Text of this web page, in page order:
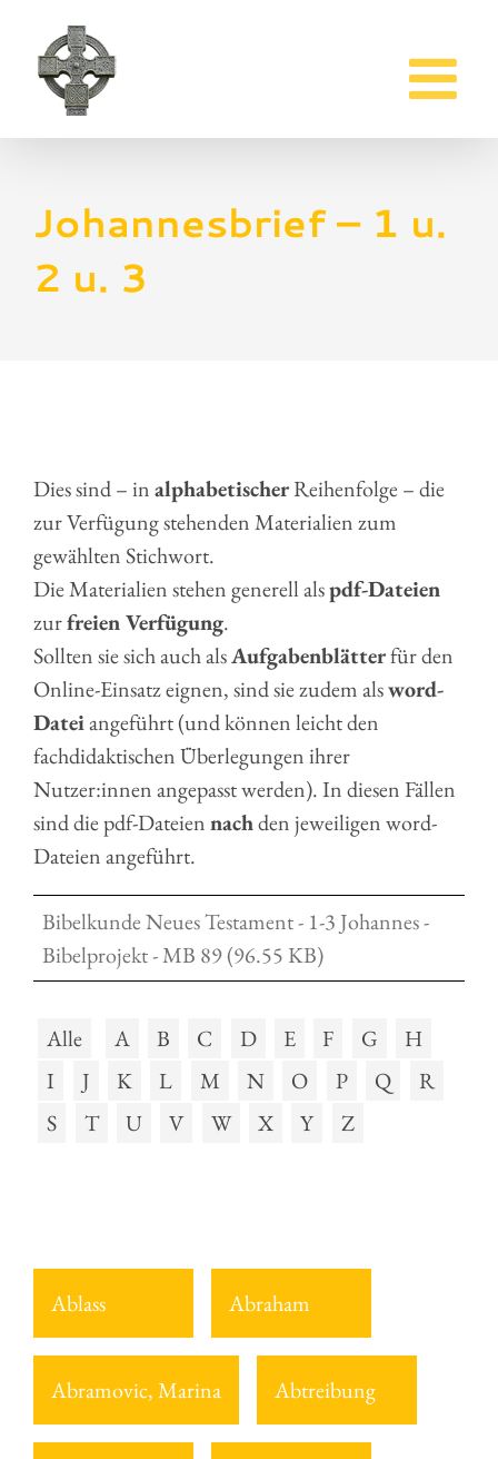
Inhalt
springen
Johannesbrief – 1 u.
2 u. 3
Dies sind – inalphabetischerReihenfolge – die
zur Verfügung stehenden Materialien zum
gewählten Stichwort.
Die Materialien stehen generell alspdf-Dateien
zurfreien Verfügung.
Sollten sie sich auch alsAufgabenblätterfür den
Online-Einsatz eignen, sind sie zudem alsword-
Dateiangeführt (und können leicht den
fachdidaktischen Überlegungen ihrer
Nutzer:innen angepasst werden). In diesen Fällen
sind die pdf-Dateiennachden jeweiligen word-
Dateien angeführt.
Bibelkunde Neues Testament - 1-3 Johannes -
Bibelprojekt - MB 89 (96.55 KB)
Alle A B C D E F G
H
I
J K L M N O P Q
R
S
T U V W X Y Z
Ablass Abraham
Abramovic, Marina Abtreibung